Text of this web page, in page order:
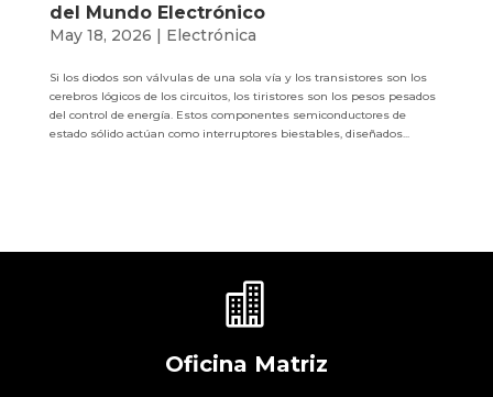
del Mundo Electrónico
May 18, 2026 | Electrónica
Si los diodos son válvulas de una sola vía y los transistores son los
cerebros lógicos de los circuitos, los tiristores son los pesos pesados
del control de energía. Estos componentes semiconductores de
estado sólido actúan como interruptores biestables, diseñados...

Oficina Matriz